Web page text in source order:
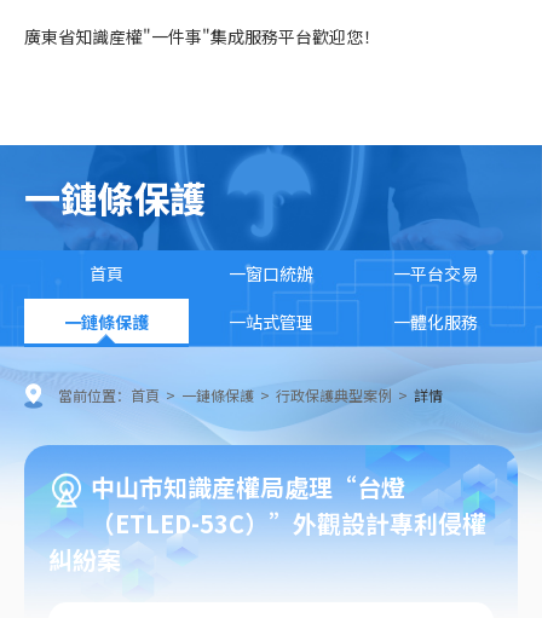
廣東省知識産權"一件事"集成服務平台歡迎您！
一鏈條保護
首頁 一窗口統辦
一平台交易
一鏈條保護
一站式管理 一體化服務
當前位置： 首頁 > 一鏈條保護 > 行政保護典型案例 > 詳情
中山市知識産權局處理“台燈
（ETLED-53C）”外觀設計專利侵權
糾紛案